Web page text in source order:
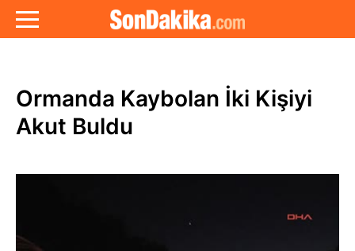
Ormanda Kaybolan İki Kişiyi
Akut Buldu